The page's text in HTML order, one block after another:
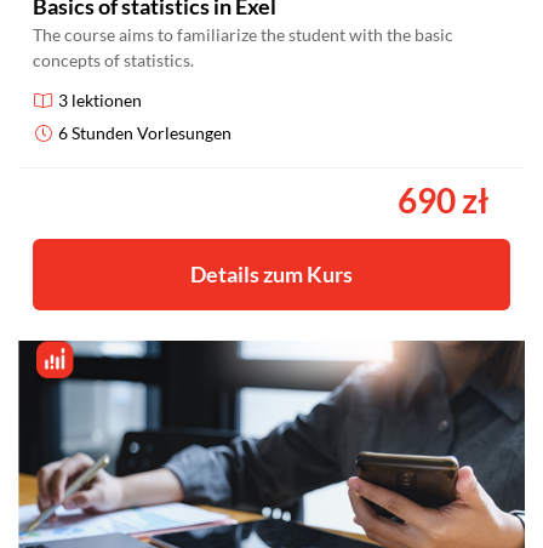
Basics of statistics in Exel
The course aims to familiarize the student with the basic
concepts of statistics.
3 lektionen
6 Stunden Vorlesungen
690 zł
Details zum Kurs